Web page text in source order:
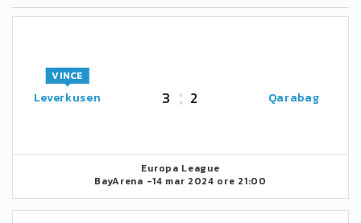
Leverkusen
VINCE
3 2 Qarabag
Europa League
BayArena -14 mar 2024 ore 21:00